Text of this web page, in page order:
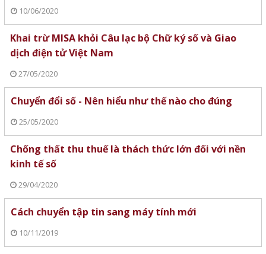
10/06/2020
Khai trừ MISA khỏi Câu lạc bộ Chữ ký số và Giao
dịch điện tử Việt Nam
27/05/2020
Chuyển đổi số - Nên hiểu như thế nào cho đúng
25/05/2020
Chống thất thu thuế là thách thức lớn đối với nền
kinh tế số
29/04/2020
Cách chuyển tập tin sang máy tính mới
10/11/2019